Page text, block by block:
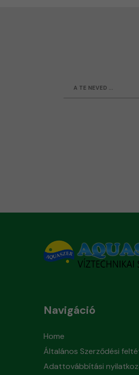
Navigáció
Home
Általános Szerződési
Adattovábbítási